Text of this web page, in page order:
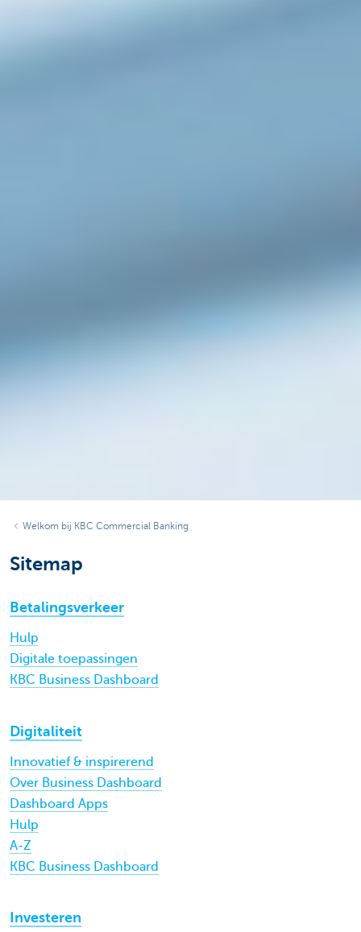
Welkom bij KBC Commercial Banking
Sitemap
Betalingsverkeer
Hulp
Digitale toepassingen
KBC Business Dashboard
Digitaliteit
Innovatief & inspirerend
Over Business Dashboard
Dashboard Apps
Hulp
A-Z
KBC Business Dashboard
Investeren